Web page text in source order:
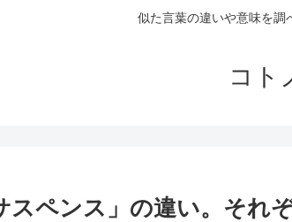
似た言葉の違いや意味を調
コト
スペンス」の違い。それ